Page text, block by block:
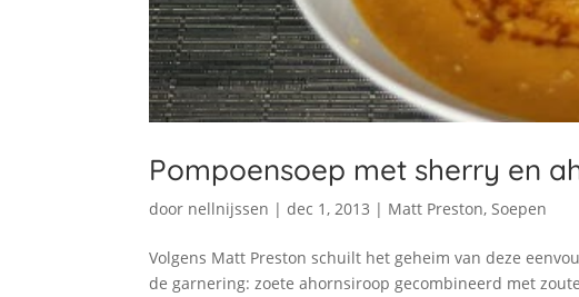
Pompoensoep met sherry en
door nellnijssen |dec 1, 2013 | Matt Preston,Soepen
Volgens Matt Preston schuilt het geheim van deze
de garnering: zoete ahornsiroop gecombineerd met